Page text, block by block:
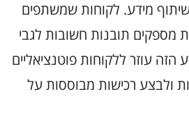
מידע. לקוחות שמשתפים
מספקים תובנות חשובות לגבי
הזה עוזר ללקוחות פוטנציאליים
ולבצע רכישות מבוססות על